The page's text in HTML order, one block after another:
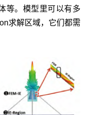
等。模型里可以有多
求解区域，它们都需